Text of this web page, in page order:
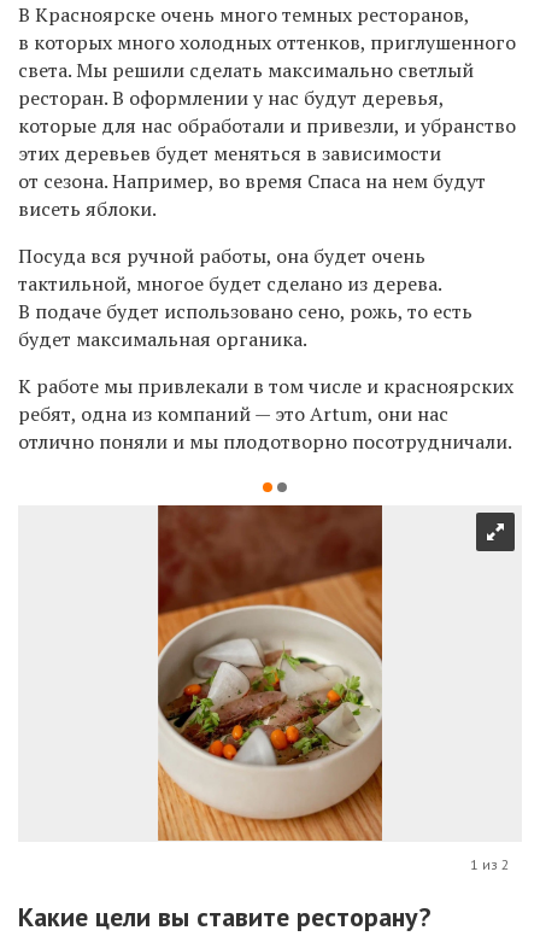
В Красноярске очень много темных ресторанов,
в которых много холодных оттенков, приглушенного
света. Мы решили сделать максимально светлый
ресторан. В оформлении у нас будут деревья,
которые для нас обработали и привезли, и убранство
этих деревьев будет меняться в зависимости
от сезона. Например, во время Спаса на нем будут
висеть яблоки.
Посуда вся ручной работы, она будет очень
тактильной, многое будет сделано из дерева.
В подаче будет использовано сено, рожь, то есть
будет максимальная органика.
К работе мы привлекали в том числе и красноярских
ребят, одна из компаний — это Artum, они нас
отлично поняли и мы плодотворно посотрудничали.
1 из 2
Какие цели вы ставите ресторану?